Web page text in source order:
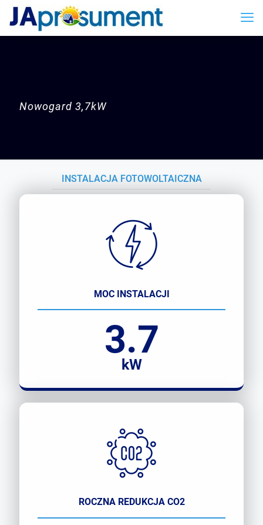
Nowogard 3,7kW
INSTALACJA FOTOWOLTAICZNA
MOC INSTALACJI
3.7
kW
ROCZNA REDUKCJA CO2